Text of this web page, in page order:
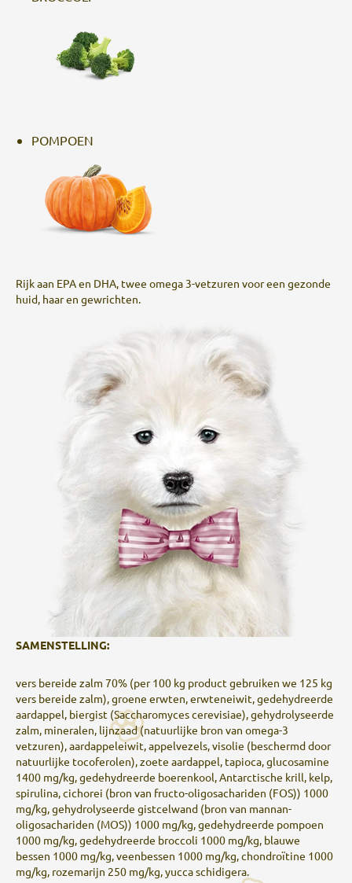
POMPOEN
Rijk aan EPA en DHA, twee omega 3-vetzuren voor een gezonde
huid, haar en gewrichten.
SAMENSTELLING:
vers bereide zalm 70% (per 100 kg product gebruiken we 125 kg
vers bereide zalm), groene erwten, erwteneiwit, gedehydreerde
aardappel, biergist (Saccharomyces cerevisiae), gehydrolyseerde
zalm, mineralen, lijnzaad (natuurlijke bron van omega-3
vetzuren), aardappeleiwit, appelvezels, visolie (beschermd door
natuurlijke tocoferolen), zoete aardappel, tapioca, glucosamine
1400 mg/kg, gedehydreerde boerenkool, Antarctische krill, kelp,
spirulina, cichorei (bron van fructo-oligosachariden (FOS)) 1000
mg/kg, gehydrolyseerde gistcelwand (bron van mannan-
oligosachariden (MOS)) 1000 mg/kg, gedehydreerde pompoen
1000 mg/kg, gedehydreerde broccoli 1000 mg/kg, blauwe
bessen 1000 mg/kg, veenbessen 1000 mg/kg, chondroïtine 1000
mg/kg, rozemarijn 250 mg/kg, yucca schidigera.